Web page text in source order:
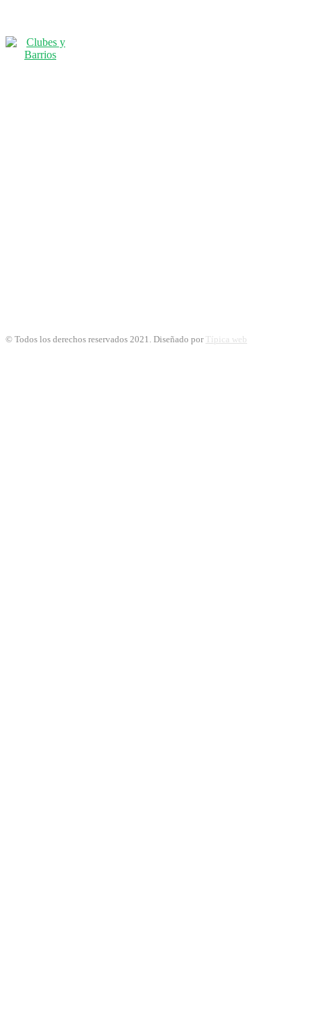
© Todos los derechos reservados 2021. Diseñado por Típica web